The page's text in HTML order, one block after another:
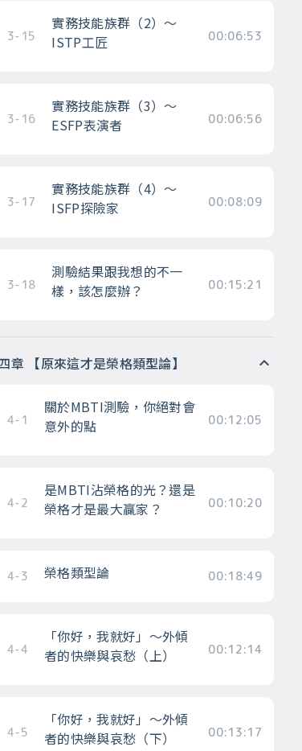
3-15
實務技能族群（2）～
ISTP工匠
00:06:53
3-16
實務技能族群（3）～
ESFP表演者
00:06:56
3-17
實務技能族群（4）～
ISFP探險家
00:08:09
3-18
測驗結果跟我想的不一
樣，該怎麼辦？
00:15:21
章 【原來這才是榮格類型論】
4-1
關於MBTI測驗，你絕對會
意外的點
00:12:05
4-2
是MBTI沾榮格的光？還是
榮格才是最大贏家？
00:10:20
4-3 榮格類型論 00:18:49
4-4
「你好，我就好」～外傾
者的快樂與哀愁（上）
00:12:14
4-5
「你好，我就好」～外傾
者的快樂與哀愁（下）
00:13:17